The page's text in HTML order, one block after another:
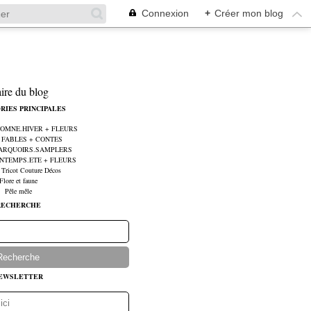
Connexion + Créer mon blog
du blog
PRINCIPALES
+ FLEURS
+ CONTES
+ FLEURS
Couture Décos
Flore et faune
Pêle mêle